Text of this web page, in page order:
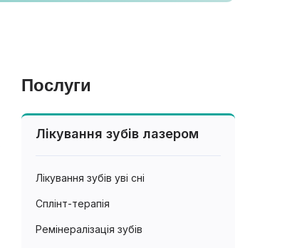
Послуги
Лікування зубів лазером
Лікування зубів уві сні
Сплінт-терапія
Ремінералізація зубів